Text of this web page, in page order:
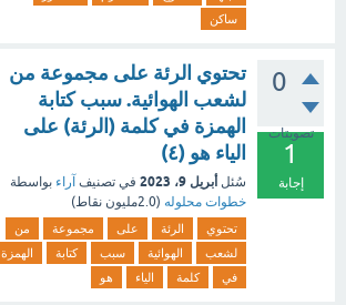
ساكن
0
تصويتات
1
إجابة
تحتوي الرئة على مجموعة من
لشعب الهوائية. سبب كتابة
الهمزة في كلمة (الرئة) على
الياء هو (٤)
سُئل أبريل 9، 2023 في تصنيف آراء بواسطة
خطوات محلوله (2.0مليون نقاط)
تحتوي الرئة على مجموعة
من
لشعب
الهوائية سبب كتابة
الهمزة
في
كلمة الياء هو